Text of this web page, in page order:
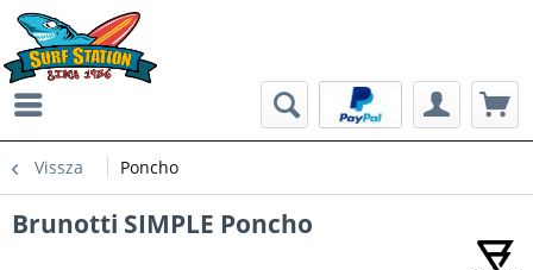
Vissza Poncho
Brunotti SIMPLE Poncho